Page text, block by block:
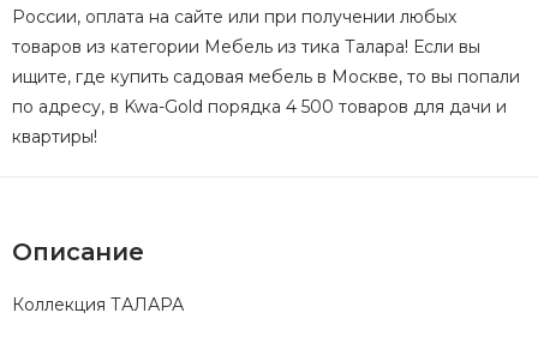
России, оплата на сайте или при получении любых
товаров из категории Мебель из тика Талара! Если вы
ищите, где купить садовая мебель в Москве, то вы попали
по адресу, в Kwa-Gold порядка 4 500 товаров для дачи и
квартиры!
Описание
Коллекция ТАЛАРА